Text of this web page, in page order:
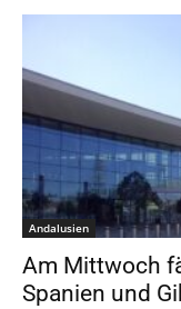
Andalusien
Am Mittwoch
Spanien und